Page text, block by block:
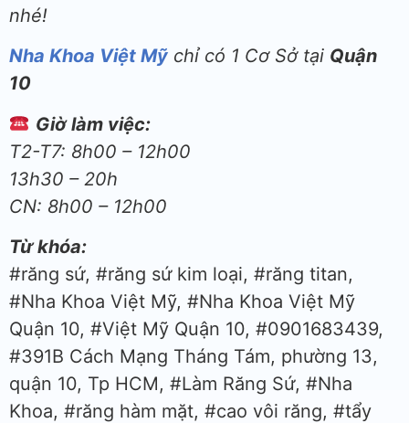
nhé!
Nha Khoa Việt Mỹ chỉ có 1 Cơ Sở tại Quận
10
Giờ làm việc:
T2-T7: 8h00 – 12h00
13h30 – 20h
CN: 8h00 – 12h00
Từ khóa:
#răng sứ, #răng sứ kim loại, #răng titan,
#Nha Khoa Việt Mỹ, #Nha Khoa Việt Mỹ
Quận 10, #Việt Mỹ Quận 10, #0901683439,
#391B Cách Mạng Tháng Tám, phường 13,
quận 10, Tp HCM, #Làm Răng Sứ, #Nha
Khoa, #răng hàm mặt, #cao vôi răng, #tẩy